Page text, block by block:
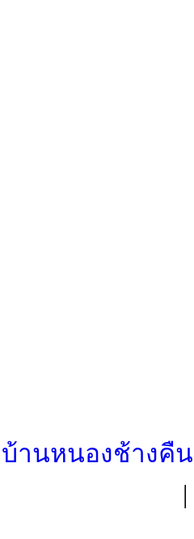
บ้านหนองช้างคืน
|